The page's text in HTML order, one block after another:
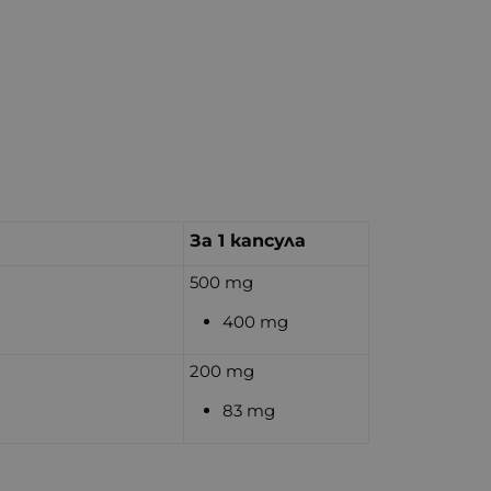
За 1 капсула
500 mg
400 mg
200 mg
83 mg